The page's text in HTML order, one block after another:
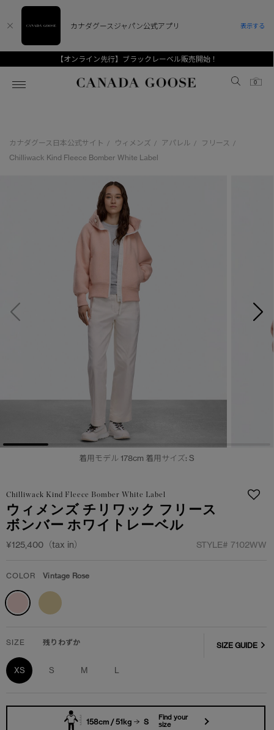
【オンライン先行】ブラックレーベル販売開始！
Canada Goose
0
スノーグース
ディスカバー
アンバサダー
スプリングコレクション
ウィメンズ TOP
新着アイテム
ベストセラー
FW26コレクション
サマー 26 コレクション
サマー 26 コレクションLOOK
日本限定モデル
スノーグース
アウターウェア
アパレル
アクセサリー
コレクション
メンズ TOP
新着アイテム
ベストセラー
FW26コレクション
サマー 26 コレクション
サマー 26 コレクションLOOK
日本限定モデル
スノーグース
アウターウェア
アパレル
アクセサリー
コレクション
キッズ TOP
ベビー（0‐24ヵ月)
キッズ（2‐7歳)
ユース（6＋歳)
コレクション
CANADA GOOSE Generationsは、アウター
ウェアの下取り・再販を通じて、長く愛される製
品の価値を受け継いでいきます。
アーカイブの希少なピースもご覧いただけます。
カナダグース日本公式サイト / ウィメンズ / アパレル / フリース /
Chilliwack Kind Fleece Bomber White Label
着用モデル 178cm 着用サイズ: S
Chilliwack Kind Fleece Bomber White Label
ウィメンズ チリワック フリース
ボンバー ホワイトレーベル
¥125,400（tax in） STYLE#7102WW
COLOR Vintage Rose
SIZE 残りわずか
XS S M L
SIZE GUIDE
158cm / 51kg S
Find your
size
カナダグースジャパン公式アプリ 表示する